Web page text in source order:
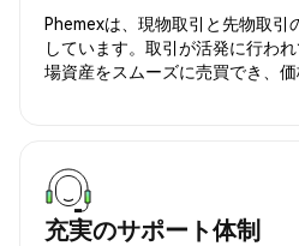
Phemexは、現物取引と先物取引
しています。取引が活発に行わ
場資産をスムーズに売買でき、価
充実のサポート体制